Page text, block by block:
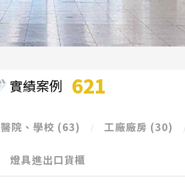
實績案例 621
醫院、學校 (63) 工廠廠房 (30)
燈具進出口貨櫃